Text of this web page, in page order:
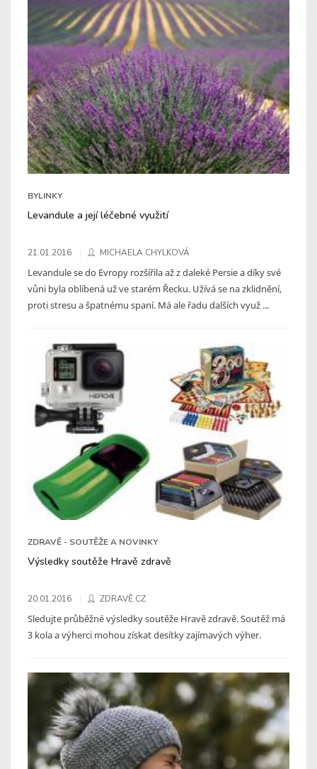
BYLINKY
Levandule a její léčebné využití
21.01.2016 MICHAELA CHYLKOVÁ
Levandule se do Evropy rozšířila až z daleké Persie a díky své
vůni byla oblíbená už ve starém Řecku. Užívá se na zklidnění,
proti stresu a špatnému spaní. Má ale řadu dalších využ ...
ZDRAVĚ - SOUTĚŽE A NOVINKY
Výsledky soutěže Hravě zdravě
20.01.2016 ZDRAVĚ.CZ
Sledujte průběžné výsledky soutěže Hravě zdravě. Soutěž má
3 kola a výherci mohou získat desítky zajímavých výher.